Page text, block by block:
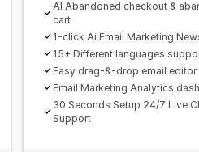
a pravidla
štítky
Sledování
A/​B testování Rozhraní
AI Abandoned checkout &
cart
1-click Ai Email Marketing
15+ Different languages
Easy drag-&-drop email editor
Email Marketing Analytics
30 Seconds Setup 24/7 Live
Support